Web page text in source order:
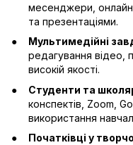
месенджери,
та презентаціями.
Мультимедійні
редагування відео,
високій якості.
Студенти та
конспектів, Zoom,
використання
Початківці у